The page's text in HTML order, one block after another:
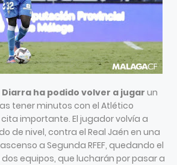
ha podido volver a jugar un
tener minutos con el Atlético
importante. El jugador volvía a
de nivel, contra el Real Jaén en una
a Segunda RFEF, quedando el
dos equipos, que lucharán por pasar a